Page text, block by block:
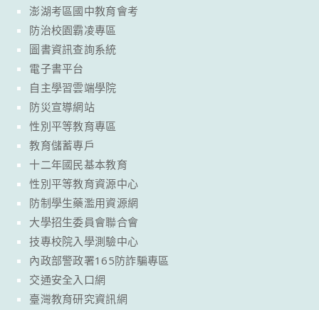
澎湖考區國中教育會考
防治校園霸凌專區
圖書資訊查詢系統
電子書平台
自主學習雲端學院
防災宣導網站
性別平等教育專區
教育儲蓄專戶
十二年國民基本教育
性別平等教育資源中心
防制學生藥濫用資源網
大學招生委員會聯合會
技專校院入學測驗中心
內政部警政署165防詐騙專區
交通安全入口網
臺灣教育研究資訊網